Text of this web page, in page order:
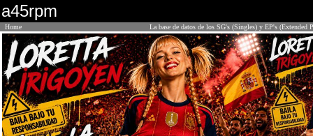
a45rpm
Home La base de datos de los SG's (Singles) y EP's (Extended